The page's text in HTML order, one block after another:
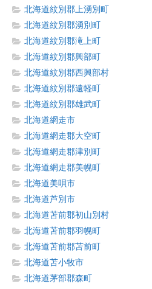
北海道紋別郡上湧別町
北海道紋別郡湧別町
北海道紋別郡滝上町
北海道紋別郡興部町
北海道紋別郡西興部村
北海道紋別郡遠軽町
北海道紋別郡雄武町
北海道網走市
北海道網走郡大空町
北海道網走郡津別町
北海道網走郡美幌町
北海道美唄市
北海道芦別市
北海道苫前郡初山別村
北海道苫前郡羽幌町
北海道苫前郡苫前町
北海道苫小牧市
北海道茅部郡森町